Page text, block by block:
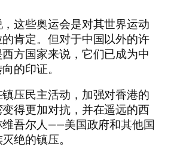
这些奥运会是对其世界运动
肯定。但对于中国以外的许
方国家来说，它们已成为中
的印证。
压民主活动，加强对香港的
得更加对抗，并在遥远的西
吾尔人——美国政府和其他国
绝的镇压。